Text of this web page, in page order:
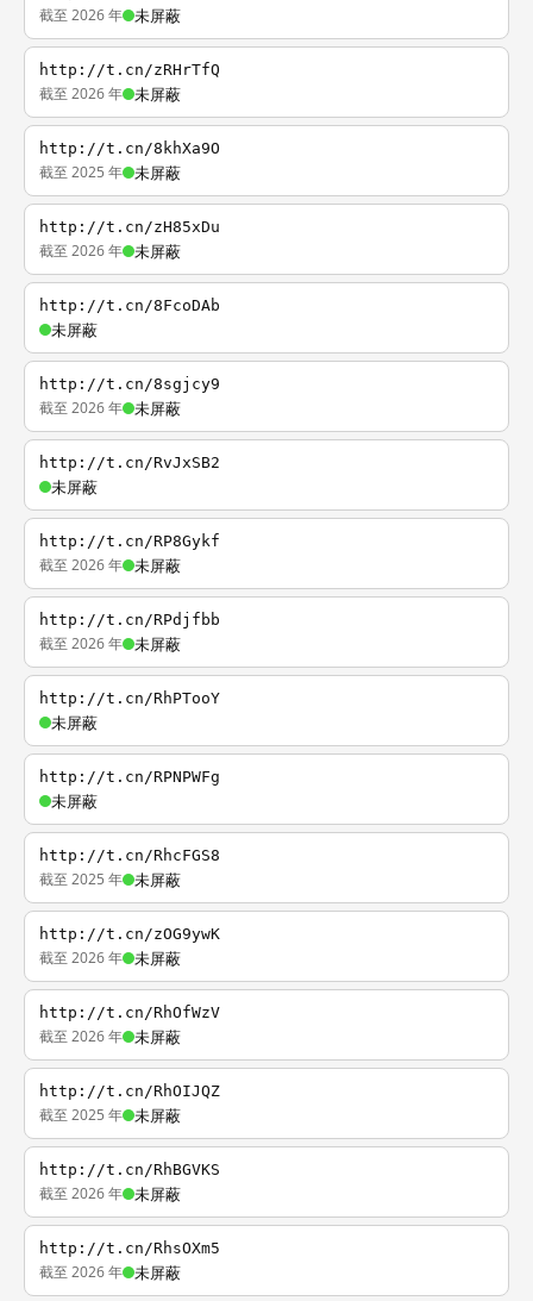
截至 2026 年 未屏蔽
http://t.cn/zRHrTfQ
截至 2026 年 未屏蔽
http://t.cn/8khXa9O
截至 2025 年 未屏蔽
http://t.cn/zH85xDu
截至 2026 年 未屏蔽
http://t.cn/8FcoDAb
未屏蔽
http://t.cn/8sgjcy9
截至 2026 年 未屏蔽
http://t.cn/RvJxSB2
未屏蔽
http://t.cn/RP8Gykf
截至 2026 年 未屏蔽
http://t.cn/RPdjfbb
截至 2026 年 未屏蔽
http://t.cn/RhPTooY
未屏蔽
http://t.cn/RPNPWFg
未屏蔽
http://t.cn/RhcFGS8
截至 2025 年 未屏蔽
http://t.cn/zOG9ywK
截至 2026 年 未屏蔽
http://t.cn/RhOfWzV
截至 2026 年 未屏蔽
http://t.cn/RhOIJQZ
截至 2025 年 未屏蔽
http://t.cn/RhBGVKS
截至 2026 年 未屏蔽
http://t.cn/RhsOXm5
截至 2026 年 未屏蔽